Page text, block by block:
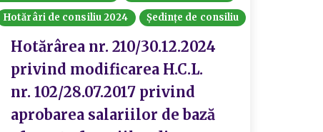
Hotărâri de consiliu 2024
Ședințe de consiliu
Hotărârea nr. 210/30.12.2024
privind modificarea H.C.L.
nr. 102/28.07.2017 privind
aprobarea salariilor de bază